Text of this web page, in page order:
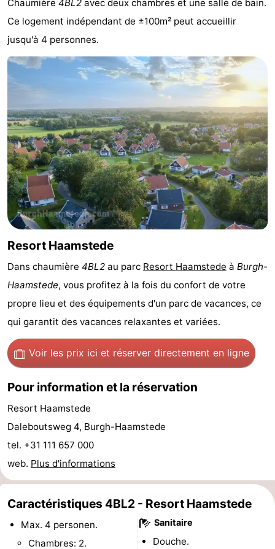
-
Buitenheem
-
Duinoord
Julianahoeve
-
Livingstone
-
Resort
Haamstede
-
Résidence
Hof
van
Haamstede
Schouwse
Valleien
-
Wijde
Blick
-
Zeeuwse
Kust
-
’t
Haamstede
Hôtels
Voir
faire
d'intérêt
-
Musées
-
Monuments
Chaumière 4BL2 avec deux chambres et une salle de bain.
Ce logement indépendant de ±100m² peut accueillir
jusqu'à 4 personnes.
Resort Haamstede
Dans chaumière 4BL2 au parc Resort Haamstede à Burgh-
Haamstede, vous profitez à la fois du confort de votre
propre lieu et des équipements d'un parc de vacances, ce
qui garantit des vacances relaxantes et variées.
Voir les prix ici et réserver directement en ligne
Pour information et la réservation
Resort Haamstede
Daleboutsweg 4, Burgh-Haamstede
tel. +31 111 657 000
web. Plus d'informations
Caractéristiques 4BL2 - Resort Haamstede
Max. 4 personen.
Chambres: 2.
Sanitaire
Douche.